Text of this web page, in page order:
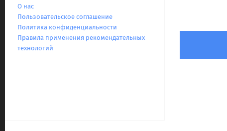
О нас
Пользовательское соглашение
Политика конфиденциальности
Правила применения рекомендательных
технологий